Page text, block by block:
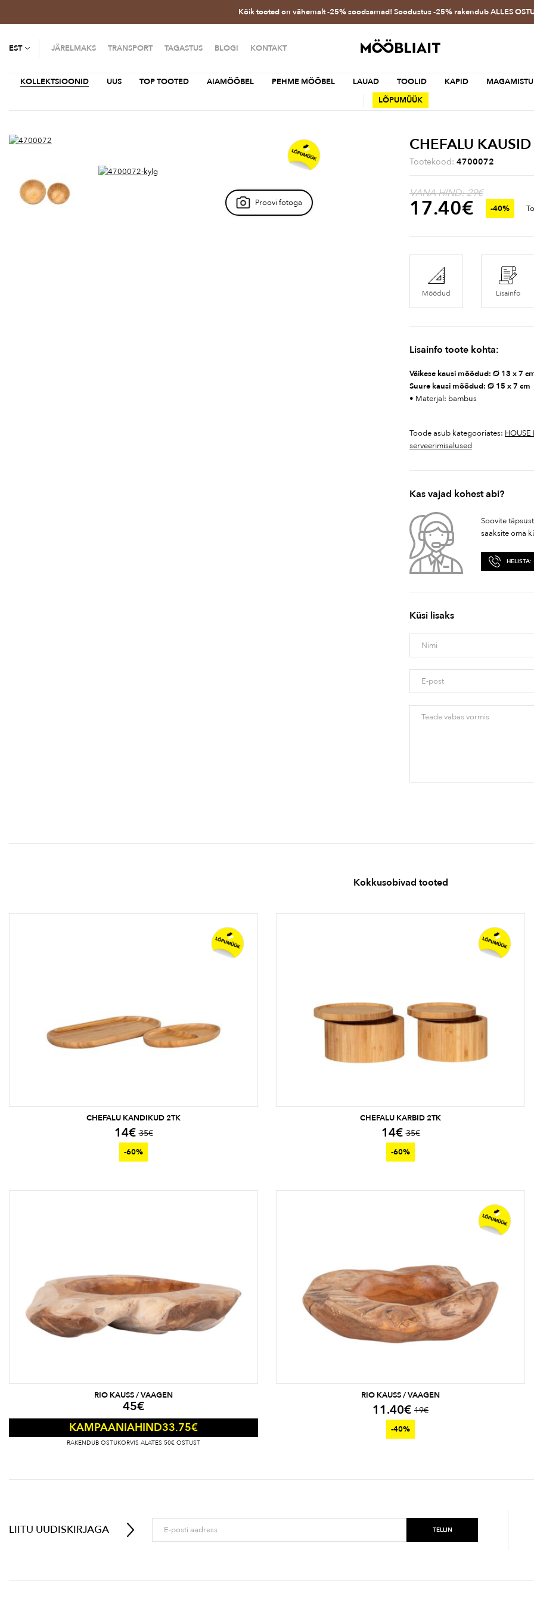
Kõik tooted on vähemalt -25% soodsamad! Soodustus -25% rakendub ALLES
EST JÄRELMAKS TRANSPORT TAGASTUS BLOGI KONTAKT
KOLLEKTSIOONID UUS TOP TOOTED AIAMÖÖBEL PEHME MÖÖBEL LAUAD TOOLID KAPID
LÕPUMÜÜK
Proovi fotoga
CHEFALU
Tootekood: 4700072
VANA HIND: 29€
17.40€ -40%
Mõõdud Lisainfo
Lisainfo toote kohta:
Väikese kausi mõõdud: Ø 13 x 7
Suure kausi mõõdud: Ø 15 x 7 cm
• Materjal: bambus
Toode asub kategooriates:
serveerimisalused
Kas vajad kohest abi?
Soovite
saaksite oma
Küsi lisaks
Kokkusobivad tooted
CHEFALU KANDIKUD 2TK
35€
14€
-60%
CHEFALU KARBID 2TK
35€
14€
-60%
RIO KAUSS / VAAGEN
45€
KAMPAANIAHIND33.75€
RAKENDUB OSTUKORVIS ALATES 50€ OSTUST
RIO KAUSS / VAAGEN
19€
11.40€
-40%
LIITU UUDISKIRJAGA